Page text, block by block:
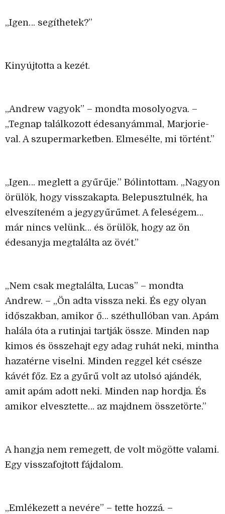
„Igen… segíthetek?”
Kinyújtotta a kezét.
„Andrew vagyok” – mondta mosolyogva. –
„Tegnap találkozott édesanyámmal, Marjorie-
val. A szupermarketben. Elmesélte, mi történt.”
„Igen… meglett a gyűrűje.” Bólintottam. „Nagyon
örülök, hogy visszakapta. Belepusztulnék, ha
elveszíteném a jegygyűrűmet. A feleségem…
már nincs velünk… és örülök, hogy az ön
édesanyja megtalálta az övét.”
„Nem csak megtalálta, Lucas” – mondta
Andrew. – „Ön adta vissza neki. És egy olyan
időszakban, amikor ő… széthullóban van. Apám
halála óta a rutinjai tartják össze. Minden nap
kimos és összehajt egy adag ruhát neki, mintha
hazatérne viselni. Minden reggel két csésze
kávét főz. Ez a gyűrű volt az utolsó ajándék,
amit apám adott neki. Minden nap hordja. És
amikor elvesztette… az majdnem összetörte.”
A hangja nem remegett, de volt mögötte valami.
Egy visszafojtott fájdalom.
„Emlékezett a nevére” – tette hozzá. –